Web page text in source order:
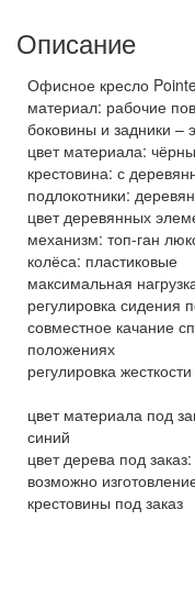
Описание
Офисное кресло
материал: рабочие
боковины и задники –
цвет материала:
крестовина: с
подлокотники:
цвет деревянных
механизм: топ-ган
колёса: пластиковые
максимальная
регулировка сидения
совместное качание
положениях
регулировка
цвет материала под
синий
цвет дерева под
возможно
крестовины под заказ